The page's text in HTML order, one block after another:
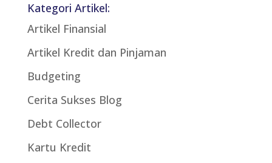
Kategori Artikel:
Artikel Finansial
Artikel Kredit dan Pinjaman
Budgeting
Cerita Sukses Blog
Debt Collector
Kartu Kredit